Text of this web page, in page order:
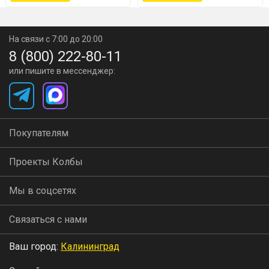
Добавьте пакетик дрожжей и хорошо
перемешайте.
Рекомендуемая температура брожения 22-25°C.
Брага будет готова через 5-6 дней.
На связи с 7:00 до 20:00
8 (800) 222-80-11
или пишите в мессенджер:
Покупателям
Проекты Колбы
Мы в соцсетях
Связаться с нами
Ваш город: Калининград